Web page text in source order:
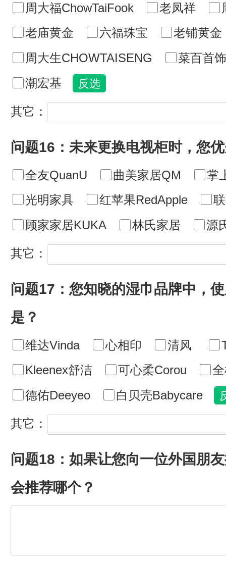
周大福ChowTaiFook 老凤祥
老庙黄金
六福珠宝
老铺黄金
周大生CHOWTAISENG
菜百首饰
潮宏基
其它：
问题16：未来更换电视柜时，您
全友QuanU 曲美家居QM
掌
光明家具
红苹果RedApple
顾家家居KUKA
林氏家居 源
其它：
问题17：您知晓的湿巾品牌中，
是？
维达Vinda 心相印 清风
Kleenex舒洁
可心柔Corou
德佑Deeyeo
白贝壳Babycare
其它：
问题18：如果让您向一位外国朋
会推荐哪个？